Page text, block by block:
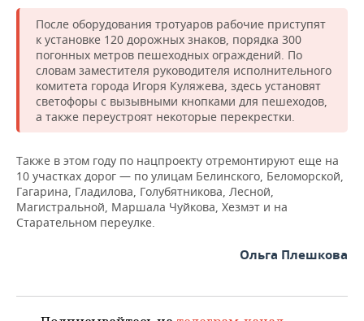
НЕФТЬ
ОПК
ЭНЕРГЕТИКА
РОЗНИЧНАЯ ТОРГОВЛЯ
ТРАНСПОРТ
УСЛУГИ
НОВОСТИ ТЕХНОЛОГИЙ
МЕДИА
ТЕЛЕКОММУНИКАЦИИ
МЕРОПРИЯТИЯ
НОВОСТИ МЕРОПРИЯТИЙ
ВЫЕЗДНАЯ РЕДАКЦИЯ
БИЗНЕС-БРАНЧИ
ONLINE-КОНФЕРЕНЦИИ
ОТКРЫТАЯ ЛЕКЦИЯ
СПОРТ
НОВОСТИ СПОРТА
ФУТБОЛ
ХОККЕЙ
БАСКЕТБОЛ
ВОЛЕЙБОЛ
ОБЩЕСТВО
НОВОСТИ ОБЩЕСТВА
ВЛАСТЬ
ИНФРАСТРУКТУРА
ИСТОРИЯ
ФОТОГАЛЕРЕЯ
СЮЖЕТЫ
СПРАВОЧНИК
СПИСОК ПЕРСОН
ПОЛНАЯ ВЕРСИЯ
После оборудования тротуаров рабочие приступят
к установке 120 дорожных знаков, порядка 300
погонных метров пешеходных ограждений. По
словам заместителя руководителя исполнительного
комитета города Игоря Куляжева, здесь установят
светофоры с вызывными кнопками для пешеходов,
а также переустроят некоторые перекрестки.
Также в этом году по нацпроекту отремонтируют еще на
10 участках дорог — по улицам Белинского, Беломорской,
Гагарина, Гладилова, Голубятникова, Лесной,
Магистральной, Маршала Чуйкова, Хезмэт и на
Старательном переулке.
Ольга Плешкова